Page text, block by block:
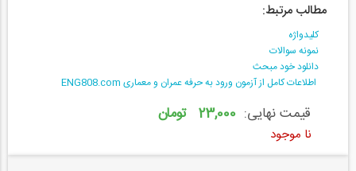
مطالب مرتبط:
کلیدواژه
نمونه سوالات
دانلود خود مبحث
اطلاعات کامل از آزمون ورود به حرفه عمران و معماری ENG808.com
قیمت نهایی: 23,000 تومان
نا موجود